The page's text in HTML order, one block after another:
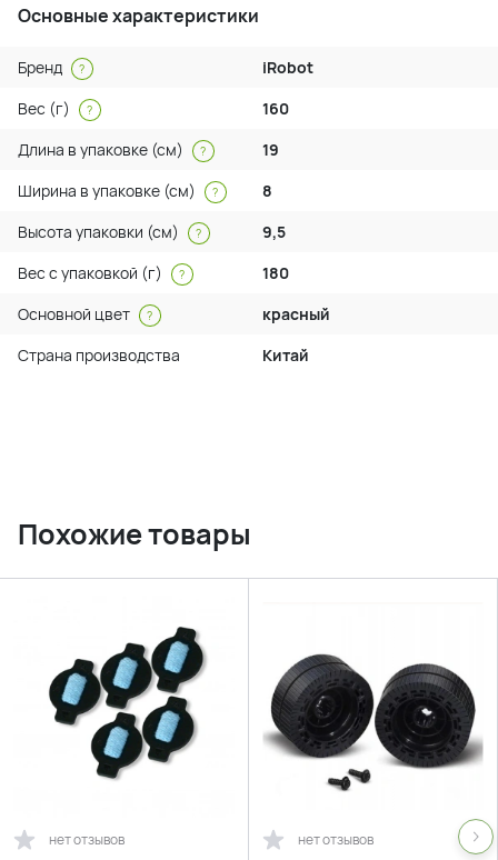
Основные характеристики
Бренд ?
iRobot
Вес (г)
?
160
Длина в упаковке (см)
?
19
Ширина в упаковке (см)
?
8
Высота упаковки (см)
?
9,5
Вес с упаковкой (г)
?
180
Основной цвет
?
красный
Страна производства
Китай
Похожие товары
нет отзывов нет отзывов